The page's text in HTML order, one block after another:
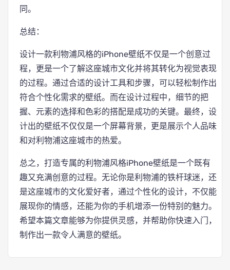
同。
总结：
设计一款利物浦风格的iPhone壁纸不仅是一个创意过
程，更是一个了解这座城市文化并将其转化为视觉表现
的过程。通过合适的设计工具和步骤，可以轻松制作出
符合个性化需求的壁纸。而在设计过程中，细节的把
握、元素的选择和色彩的搭配是成功的关键。最终，设
计出的壁纸不仅仅是一个屏幕背景，更是展示个人品味
和对利物浦这座城市的热爱。
总之，打造专属的利物浦风格iPhone壁纸是一个既有
趣又充满创意的过程。无论你是利物浦的铁杆球迷，还
是这座城市的文化爱好者，通过个性化的设计，不仅能
展现你的情感，还能为你的手机增添一份特别的魅力。
希望本篇文章能够为你提供灵感，并帮助你快速入门，
制作出一款令人满意的壁纸。